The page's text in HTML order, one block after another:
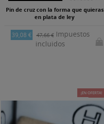
Pin de cruz con la forma que quieras
en plata de ley
39,08 € 47,66 €Impuestos
incluidos
-15%
¡EN OFERTA!